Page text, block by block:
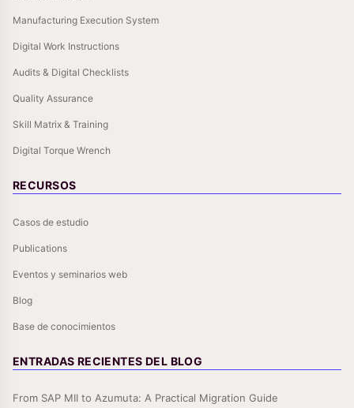
Manufacturing Execution System
Digital Work Instructions
Audits & Digital Checklists
Quality Assurance
Skill Matrix & Training
Digital Torque Wrench
RECURSOS
Casos de estudio
Publications
Eventos y seminarios web
Blog
Base de conocimientos
ENTRADAS RECIENTES DEL BLOG
From SAP MII to Azumuta: A Practical Migration Guide